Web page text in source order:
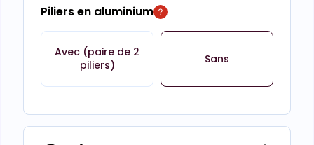
Piliers en aluminium
Avec (paire de 2
piliers)
Sans